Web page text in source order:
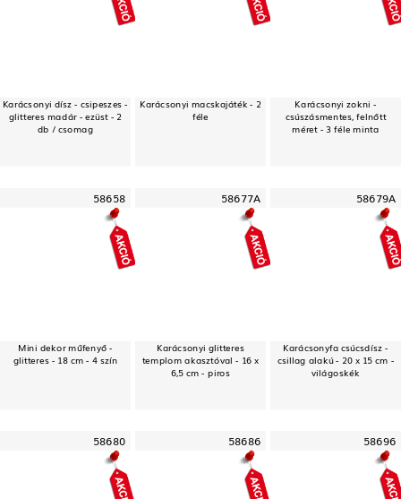
Karácsonyi dísz - csipeszes -
glitteres madár - ezüst - 2
db / csomag
Karácsonyi macskajáték - 2
féle
Karácsonyi zokni -
csúszásmentes, felnőtt
méret - 3 féle minta
58658
Mini dekor műfenyő -
glitteres - 18 cm - 4 szín
58677A
Karácsonyi glitteres
templom akasztóval - 16 x
6,5 cm - piros
58679A
Karácsonyfa csúcsdísz -
csillag alakú - 20 x 15 cm -
világoskék
58680 58686 58696